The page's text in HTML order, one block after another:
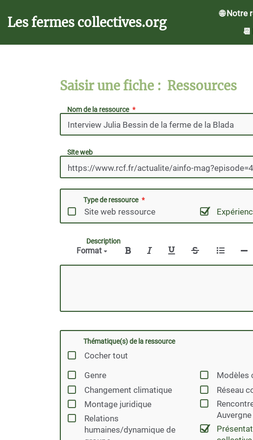
Les fermes collectives.org
🌐 Notre
Saisir une fiche : Ressources
Nom de la ressource
Site web
Type de ressource
Site web ressource
Description
Format
Thématique(s) de la ressource
Cocher tout
Genre
Changement climatique
Montage juridique
Relations
humaines/dynamique de
Modèles
Réseau